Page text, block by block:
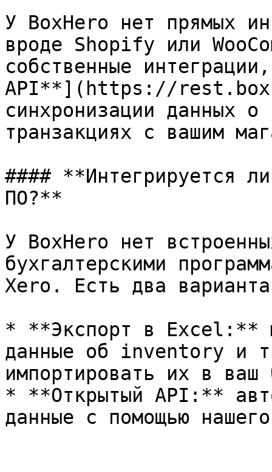
У BoxHero нет прямых
вроде Shopify или
собственные
API**](https://
синхронизации данных
транзакциях с вашим
#### **Интегрируется
ПО?**
У BoxHero нет
бухгалтерскими
Xero. Есть два
* **Экспорт в Excel:**
данные об inventory и
импортировать их в ваш
* **Открытый API:**